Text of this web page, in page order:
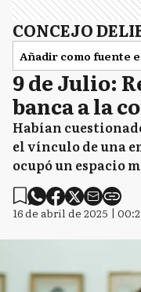
CONCEJO
Añadir como fuente
9 de Julio:
banca a la
Habían
el vínculo de una
ocupó un espacio
16 de abril de 2025 |